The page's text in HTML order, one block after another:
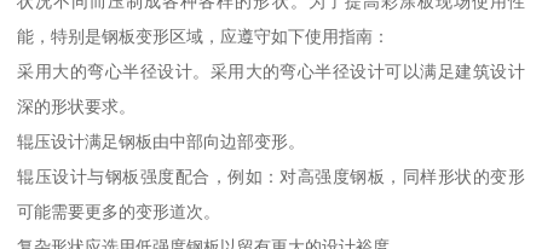
能，特别是钢板变形区域，应遵守如下使用指南：
采用大的弯心半径设计。采用大的弯心半径设计可以满足建筑设计
深的形状要求。
辊压设计满足钢板由中部向边部变形。
辊压设计与钢板强度配合，例如：对高强度钢板，同样形状的变形
可能需要更多的变形道次。